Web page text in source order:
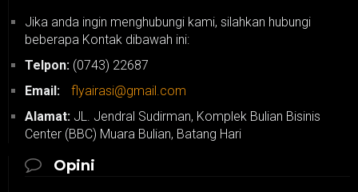
Jika anda ingin menghubungi kami, silahkan hubungi
beberapa Kontak dibawah ini:
Telpon: (0743) 22687
Email:
flyairasi@gmail.com
Alamat: JL. Jendral Sudirman, Komplek Bulian Bisinis
Center (BBC) Muara Bulian, Batang Hari
Opini